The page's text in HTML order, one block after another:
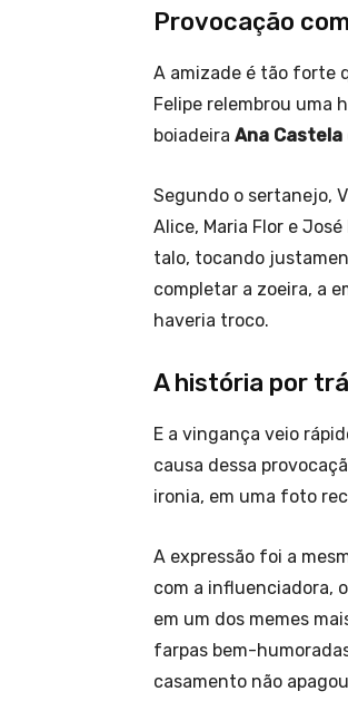
Provocação
A amizade é tão forte
Felipe relembrou uma
boiadeira Ana Castela
Segundo o sertanejo,
Alice, Maria Flor e
talo, tocando
completar a zoeira, a
haveria troco.
A história por
E a vingança veio
causa dessa
ironia, em uma foto
A expressão foi a
com a influenciadora,
em um dos memes
farpas bem-
casamento não